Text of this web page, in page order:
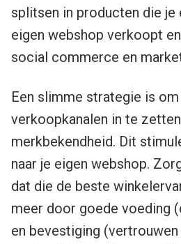
splitsen in producten die je
eigen webshop verkoopt
social commerce en
Een slimme strategie is
verkoopkanalen in te
merkbekendheid. Dit
naar je eigen webshop.
dat die de beste
meer door goede voeding
en bevestiging